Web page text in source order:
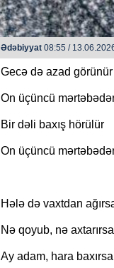
Ədəbiyyat08:55 /
Gecə də azad görünür
On üçüncü
Bir dəli baxış hörülür
On üçüncü
Hələ də vaxtdan
Nə qoyub, nə
Ay adam, hara